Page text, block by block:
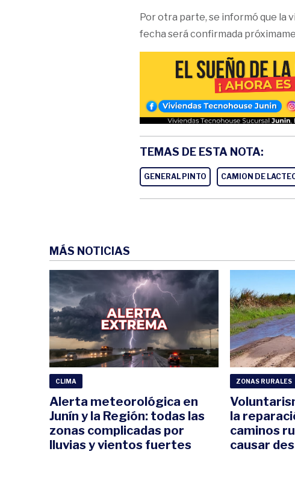
Por otra parte, se informó que la
fecha será confirmada
TEMAS DE ESTA NOTA:
GENERAL PINTO CAMION DE
MÁS NOTICIAS
CLIMA
Alerta meteorológica en
Junín y la Región: todas las
zonas complicadas por
lluvias y vientos fuertes
ZONAS RURALES
la
caminos
causar